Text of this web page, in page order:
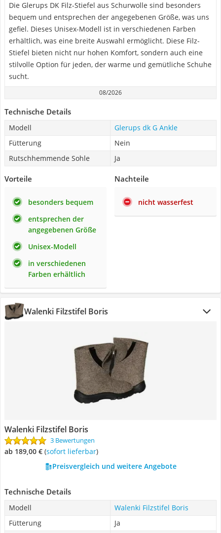
Die Glerups DK Filz-Stiefel aus Schurwolle sind besonders
bequem und entsprechen der angegebenen Größe, was uns
gefiel. Dieses Unisex-Modell ist in verschiedenen Farben
erhältlich, was eine breite Auswahl ermöglicht. Diese Filz-
Stiefel bieten nicht nur hohen Komfort, sondern auch eine
stilvolle Option für jeden, der warme und gemütliche Schuhe
sucht.
08/2026
Technische Details
Modell
Glerups dk G Ankle
Fütterung
Nein
Rutschhemmende Sohle
Ja
Vorteile
besonders bequem
entsprechen der
angegebenen Größe
Unisex-Modell
in verschiedenen
Farben erhältlich
Nachteile
nicht wasserfest
Walenki Filzstifel Boris
Walenki Filzstifel Boris
3 Bewertungen
ab 189,00 € ( Sofort lieferbar)
Preisvergleich und weitere Angebote
Technische Details
Modell
Walenki Filzstifel Boris
Fütterung
Ja